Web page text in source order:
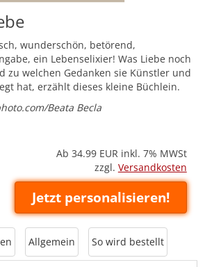
wunderschön, betörend,
ein Lebenselixier! Was Liebe noch
zu welchen Gedanken sie Künstler und
hat, erzählt dieses kleine Büchlein.
Beata Becla
Ab 34.99 EUR inkl. 7% MWSt
zzgl. Versandkosten
Jetzt personalisieren!
Allgemein So wird bestellt